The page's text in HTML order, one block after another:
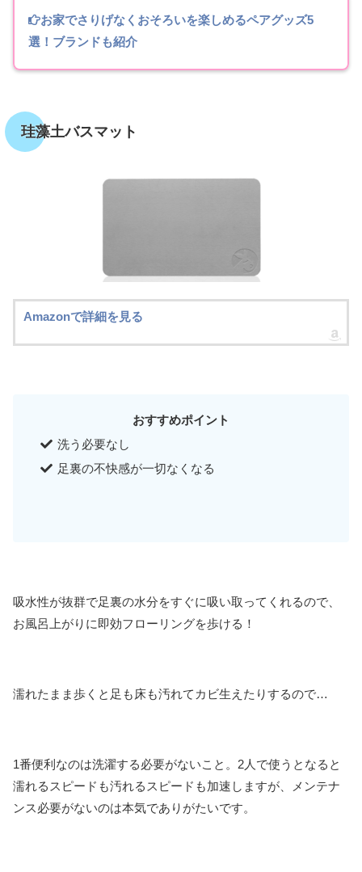
お家でさりげなくおそろいを楽しめるペアグッズ5
選！ブランドも紹介
珪藻土バスマット
Amazonで詳細を見る
おすすめポイント
洗う必要なし
足裏の不快感が一切なくなる
吸水性が抜群で足裏の水分をすぐに吸い取ってくれるので、
お風呂上がりに即効フローリングを歩ける！
濡れたまま歩くと足も床も汚れてカビ生えたりするので…
1番便利なのは洗濯する必要がないこと。2人で使うとなると
濡れるスピードも汚れるスピードも加速しますが、メンテナ
ンス必要がないのは本気でありがたいです。